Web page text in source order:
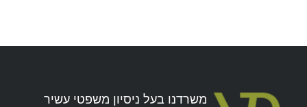
משרדנו בעל ניסיון משפטי עשיר